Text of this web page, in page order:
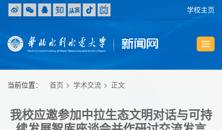
学校主页
当前位置： 首页 学术交流 正文
我校应邀参加中拉生态文明对话与可持